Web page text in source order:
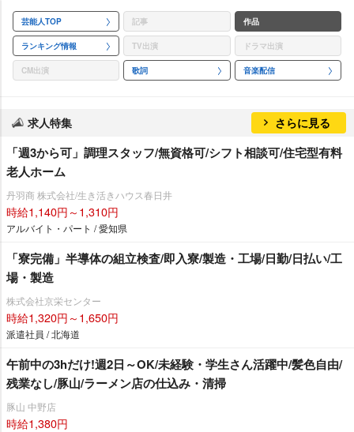
芸能人TOP 記事 作品
ランキング情報 TV出演 ドラマ出演
CM出演 歌詞 音楽配信
求人特集 さらに見る
「週3から可」調理スタッフ/無資格可/シフト相談可/住宅型有料
老人ホーム
丹羽商 株式会社/生き活きハウス春日井
時給1,140円～1,310円
アルバイト・パート / 愛知県
「寮完備」半導体の組立検査/即入寮/製造・工場/日勤/日払い/工
場・製造
株式会社京栄センター
時給1,320円～1,650円
派遣社員 / 北海道
午前中の3hだけ!週2日～OK/未経験・学生さん活躍中/髪色自由/
残業なし/豚山/ラーメン店の仕込み・清掃
豚山 中野店
時給1,380円